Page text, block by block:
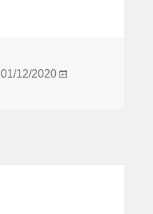
פורסם
01/12/2020